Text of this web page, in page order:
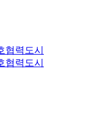
협력도시
협력도시